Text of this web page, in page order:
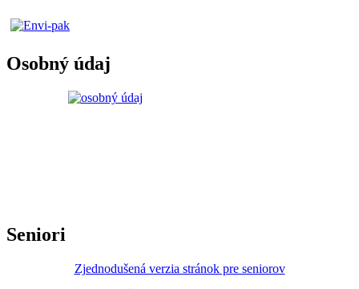
Osobný údaj
Seniori
Zjednodušená verzia stránok pre seniorov